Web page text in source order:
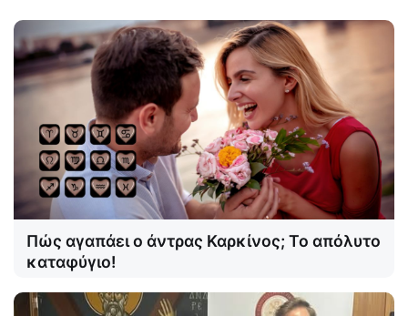
Πώς αγαπάει ο άντρας Καρκίνος; Το απόλυτο
καταφύγιο!